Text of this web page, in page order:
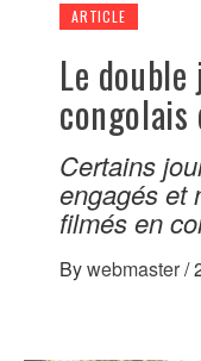
ARTICLE
Le
congolais
Certains
engagés et
filmés en
Bywebmaster/